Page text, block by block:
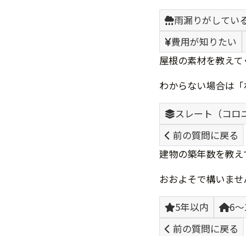
雨漏りがしてい
費用が知りたい
屋根の素材を教え
わからない場合は
スレート（コロ
前の質問に戻る
建物の築年数を教
おおよそで構いませ
5年以内
6
前の質問に戻る